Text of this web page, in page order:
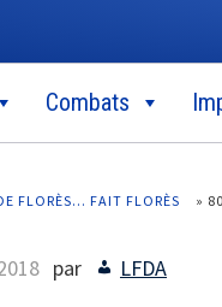
Combats
FLORÈS… FAIT FLORÈS »
par LFDA